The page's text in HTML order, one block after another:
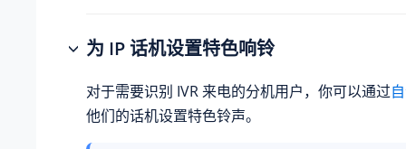
为 IP 话机设置特色响铃
对于需要识别 IVR 来电的分机用户，你可以通过
他们的话机设置特色铃声。